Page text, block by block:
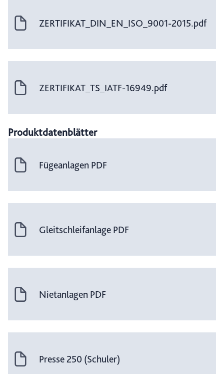
ZERTIFIKAT_DIN_EN_ISO_9001-2015.pdf
ZERTIFIKAT_TS_IATF-16949.pdf
Produktdatenblätter
Fügeanlagen PDF
Gleitschleifanlage PDF
Nietanlagen PDF
Presse 250 (Schuler)